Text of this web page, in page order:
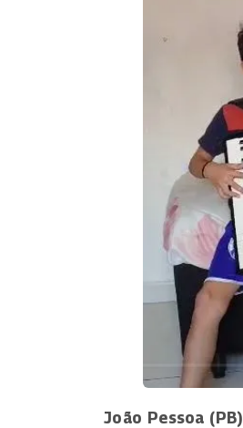
João Pessoa (PB)